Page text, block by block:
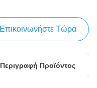
Επικοινωνήστε Τώρα
Περιγραφή Προϊόντος